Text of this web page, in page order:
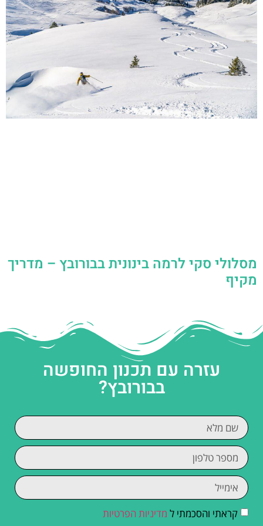
מסלולי סקי לרמה בינונית בבורובץ – מדריך
מקיף
עזרה עם תכנון החופשה
בבורובץ?
קראתי והסכמתי ל מדיניות הפרטיות